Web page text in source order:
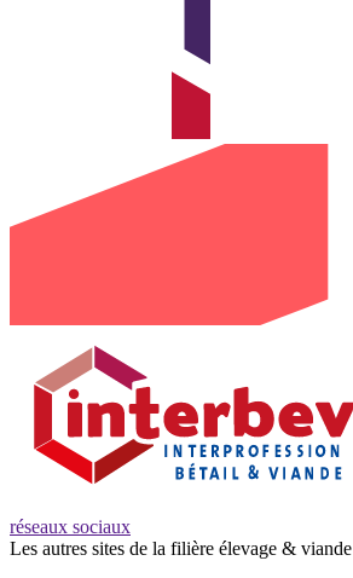
réseaux sociaux
Les autres sites de la filière élevage & viande